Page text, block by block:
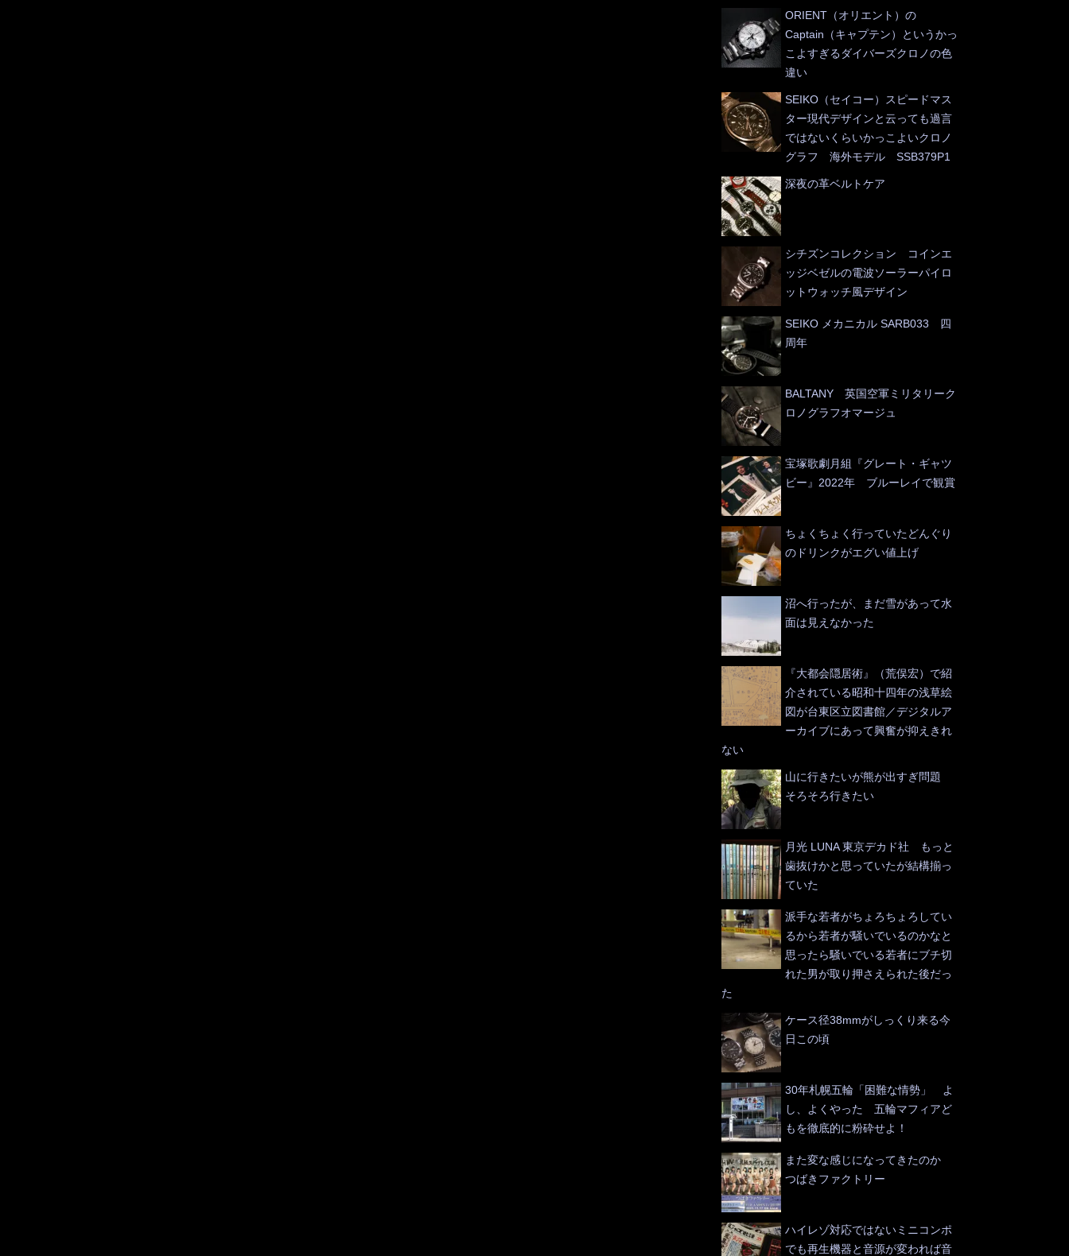
ORIENT（オリエント）の
Captain（キャプテン）というかっ
こよすぎるダイバーズクロノの色
違い
SEIKO（セイコー）スピードマス
ター現代デザインと云っても過言
ではないくらいかっこよいクロノ
グラフ 海外モデル SSB379P1
深夜の革ベルトケア
シチズンコレクション コインエ
ッジベゼルの電波ソーラーパイロ
ットウォッチ風デザイン
SEIKO メカニカル SARB033 四
周年
BALTANY 英国空軍ミリタリーク
ロノグラフオマージュ
宝塚歌劇月組『グレート・ギャツ
ビー』2022年 ブルーレイで観賞
ちょくちょく行っていたどんぐり
のドリンクがエグい値上げ
沼へ行ったが、まだ雪があって水
面は見えなかった
『大都会隠居術』（荒俣宏）で紹
介されている昭和十四年の浅草絵
図が台東区立図書館／デジタルア
ーカイブにあって興奮が抑えきれ
ない
山に行きたいが熊が出すぎ問題
そろそろ行きたい
月光 LUNA 東京デカド社 もっと
歯抜けかと思っていたが結構揃っ
ていた
派手な若者がちょろちょろしてい
るから若者が騒いでいるのかなと
思ったら騒いでいる若者にブチ切
れた男が取り押さえられた後だっ
た
ケース径38mmがしっくり来る今
日この頃
30年札幌五輪「困難な情勢」 よ
し、よくやった 五輪マフィアど
もを徹底的に粉砕せよ！
また変な感じになってきたのか
つばきファクトリー
ハイレゾ対応ではないミニコンポ
でも再生機器と音源が変われば音